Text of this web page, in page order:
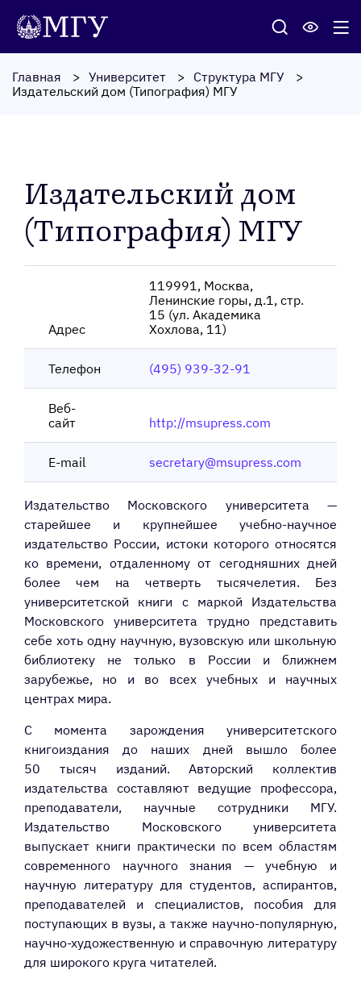
Главная Университет
Структура МГУ
Издательский дом (Типография) МГУ
Издательский дом
(Типография) МГУ
Адрес
119991, Москва,
Ленинские горы, д.1, стр.
15 (ул. Академика
Хохлова, 11)
Телефон (495) 939-32-91
Веб-
сайт
http://msupress.com
E-mail secretary@msupress.com
Издательство Московского университета —
старейшее и крупнейшее учебно-научное
издательство России, истоки которого относятся
ко времени, отдаленному от сегодняшних дней
более чем на четверть тысячелетия. Без
университетской книги с маркой Издательства
Московского университета трудно представить
себе хоть одну научную, вузовскую или школьную
библиотеку не только в России и ближнем
зарубежье, но и во всех учебных и научных
центрах мира.
С момента зарождения университетского
книгоиздания до наших дней вышло более
50 тысяч изданий. Авторский коллектив
издательства составляют ведущие профессора,
преподаватели, научные сотрудники МГУ.
Издательство Московского университета
выпускает книги практически по всем областям
современного научного знания — учебную и
научную литературу для студентов, аспирантов,
преподавателей и специалистов, пособия для
поступающих в вузы, а также научно-популярную,
научно-художественную и справочную литературу
для широкого круга читателей.